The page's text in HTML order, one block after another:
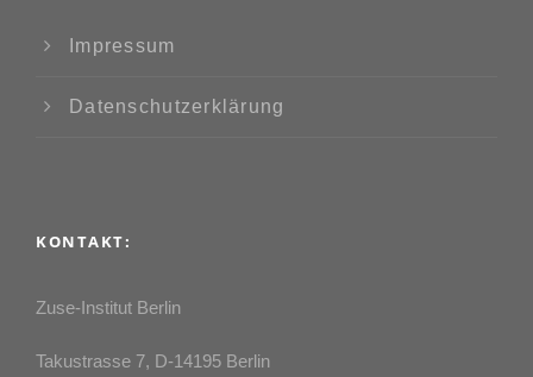
Impressum
Datenschutzerklärung
KONTAKT:
Zuse-Institut Berlin
Takustrasse 7, D-14195 Berlin